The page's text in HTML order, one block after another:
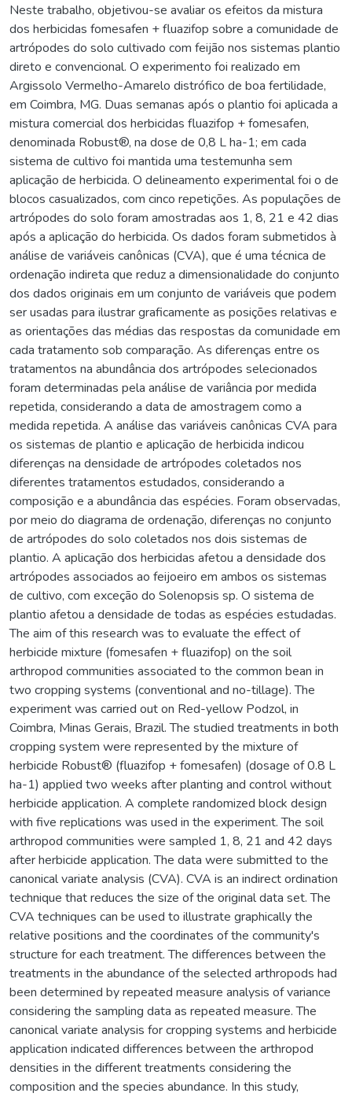
Neste trabalho, objetivou-se avaliar os efeitos da mistura
dos herbicidas fomesafen + fluazifop sobre a comunidade de
artrópodes do solo cultivado com feijão nos sistemas plantio
direto e convencional. O experimento foi realizado em
Argissolo Vermelho-Amarelo distrófico de boa fertilidade,
em Coimbra, MG. Duas semanas após o plantio foi aplicada a
mistura comercial dos herbicidas fluazifop + fomesafen,
denominada Robust®, na dose de 0,8 L ha-1; em cada
sistema de cultivo foi mantida uma testemunha sem
aplicação de herbicida. O delineamento experimental foi o de
blocos casualizados, com cinco repetições. As populações de
artrópodes do solo foram amostradas aos 1, 8, 21 e 42 dias
após a aplicação do herbicida. Os dados foram submetidos à
análise de variáveis canônicas (CVA), que é uma técnica de
ordenação indireta que reduz a dimensionalidade do conjunto
dos dados originais em um conjunto de variáveis que podem
ser usadas para ilustrar graficamente as posições relativas e
as orientações das médias das respostas da comunidade em
cada tratamento sob comparação. As diferenças entre os
tratamentos na abundância dos artrópodes selecionados
foram determinadas pela análise de variância por medida
repetida, considerando a data de amostragem como a
medida repetida. A análise das variáveis canônicas CVA para
os sistemas de plantio e aplicação de herbicida indicou
diferenças na densidade de artrópodes coletados nos
diferentes tratamentos estudados, considerando a
composição e a abundância das espécies. Foram observadas,
por meio do diagrama de ordenação, diferenças no conjunto
de artrópodes do solo coletados nos dois sistemas de
plantio. A aplicação dos herbicidas afetou a densidade dos
artrópodes associados ao feijoeiro em ambos os sistemas
de cultivo, com exceção do Solenopsis sp. O sistema de
plantio afetou a densidade de todas as espécies estudadas.
The aim of this research was to evaluate the effect of
herbicide mixture (fomesafen + fluazifop) on the soil
arthropod communities associated to the common bean in
two cropping systems (conventional and no-tillage). The
experiment was carried out on Red-yellow Podzol, in
Coimbra, Minas Gerais, Brazil. The studied treatments in both
cropping system were represented by the mixture of
herbicide Robust® (fluazifop + fomesafen) (dosage of 0.8 L
ha-1) applied two weeks after planting and control without
herbicide application. A complete randomized block design
with five replications was used in the experiment. The soil
arthropod communities were sampled 1, 8, 21 and 42 days
after herbicide application. The data were submitted to the
canonical variate analysis (CVA). CVA is an indirect ordination
technique that reduces the size of the original data set. The
CVA techniques can be used to illustrate graphically the
relative positions and the coordinates of the community's
structure for each treatment. The differences between the
treatments in the abundance of the selected arthropods had
been determined by repeated measure analysis of variance
considering the sampling data as repeated measure. The
canonical variate analysis for cropping systems and herbicide
application indicated differences between the arthropod
densities in the different treatments considering the
composition and the species abundance. In this study,